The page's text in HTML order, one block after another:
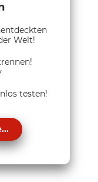
Welt!
testen!